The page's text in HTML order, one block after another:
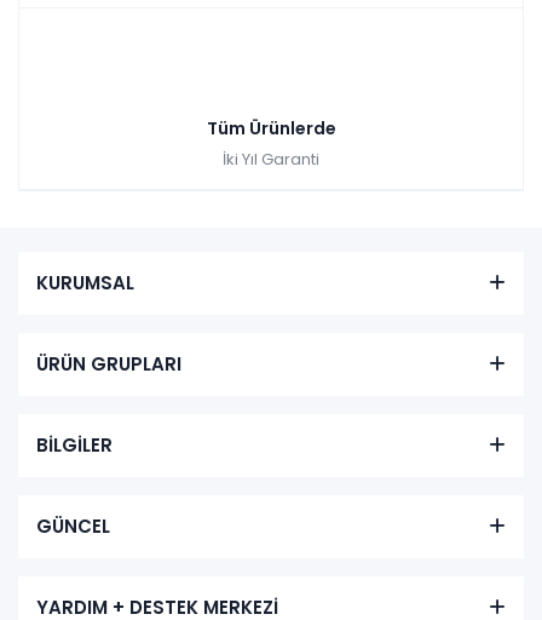
Tüm Ürünlerde
İki Yıl Garanti
KURUMSAL
ÜRÜN GRUPLARI
BİLGİLER
GÜNCEL
YARDIM + DESTEK MERKEZİ